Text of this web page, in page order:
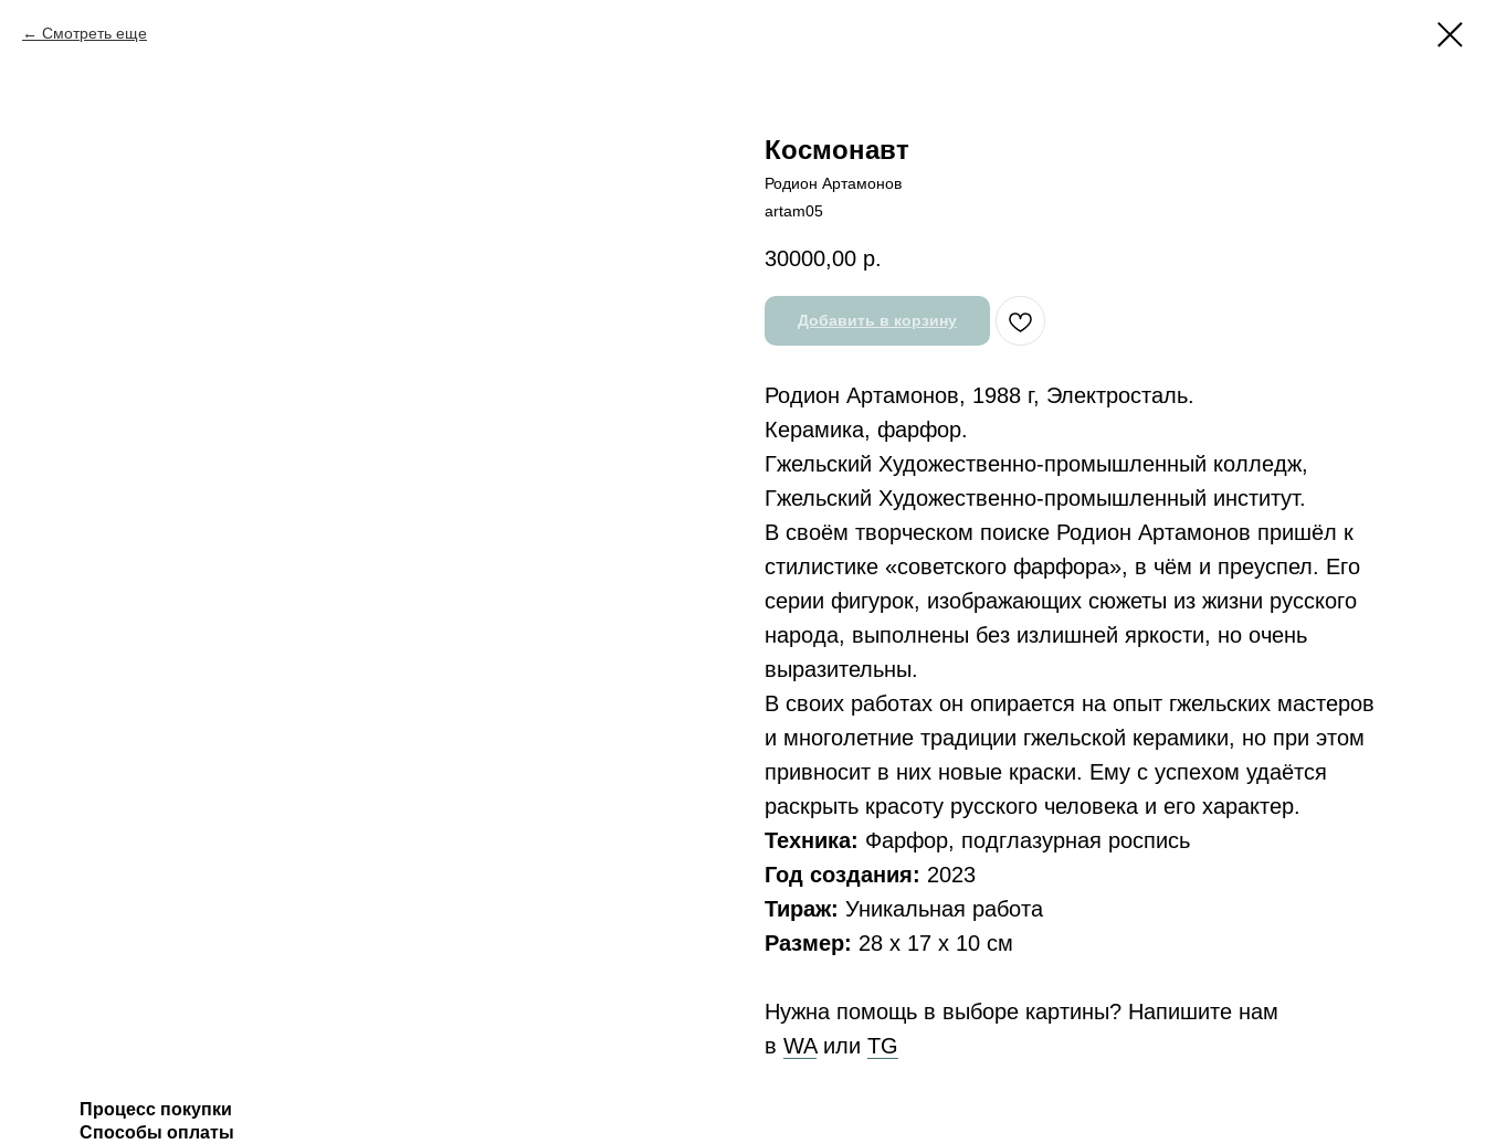
Смотреть еще
Космонавт
Родион Артамонов
artam05
30000,00 р.
Добавить в корзину
Родион Артамонов, 1988 г, Электросталь.
Керамика, фарфор.
Гжельский Художественно-промышленный колледж,
Гжельский Художественно-промышленный институт.
В своём творческом поиске Родион Артамонов пришёл к
стилистике «советского фарфора», в чём и преуспел. Его
серии фигурок, изображающих сюжеты из жизни русского
народа, выполнены без излишней яркости, но очень
выразительны.
В своих работах он опирается на опыт гжельских мастеров
и многолетние традиции гжельской керамики, но при этом
привносит в них новые краски. Ему с успехом удаётся
раскрыть красоту русского человека и его характер.
Техника: Фарфор, подглазурная роспись
Год создания: 2023
Тираж: Уникальная работа
Размер: 28 x 17 x 10 см
Нужна помощь в выборе картины? Напишите нам
в WAили ТG
Процесс покупки
Способы оплаты